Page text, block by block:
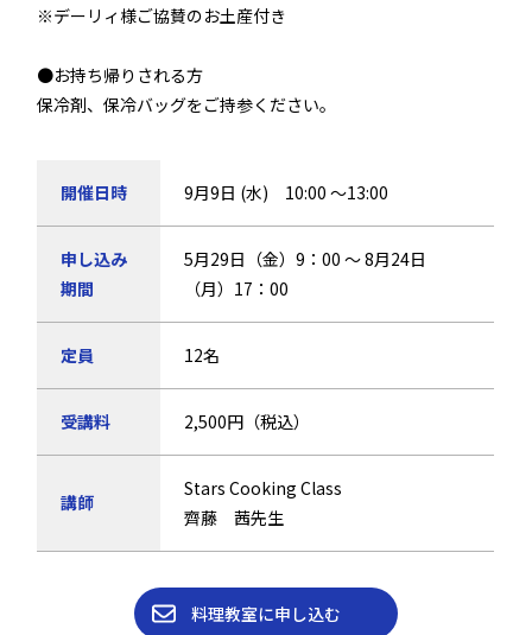
※デーリィ様ご協賛のお土産付き
●お持ち帰りされる方
保冷剤、保冷バッグをご持参ください。
開催日時 9月9日 (水) 10:00 ～13:00
申し込み
期間
5月29日（金）9：00 ～ 8月24日
（月）17：00
定員 12名
受講料 2,500円（税込）
講師
Stars Cooking Class
齊藤 茜先生
料理教室に申し込む